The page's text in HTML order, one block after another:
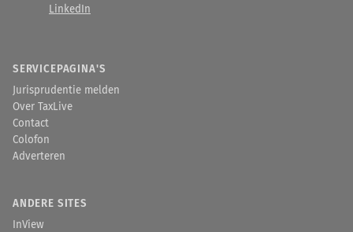
LinkedIn
SERVICEPAGINA'S
Jurisprudentie melden
Over TaxLive
Contact
Colofon
Adverteren
ANDERE SITES
InView